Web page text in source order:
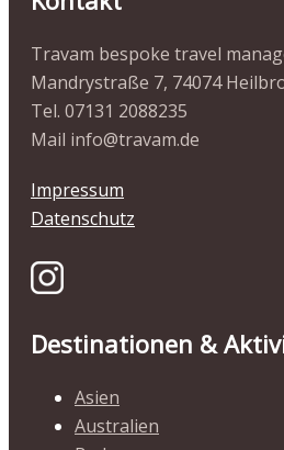
Travam bespoke travel
Mandrystraße 7, 74074
Tel. 07131 2088235
Mail info@travam.de
Impressum
Datenschutz
Destinationen &
Asien
Australien